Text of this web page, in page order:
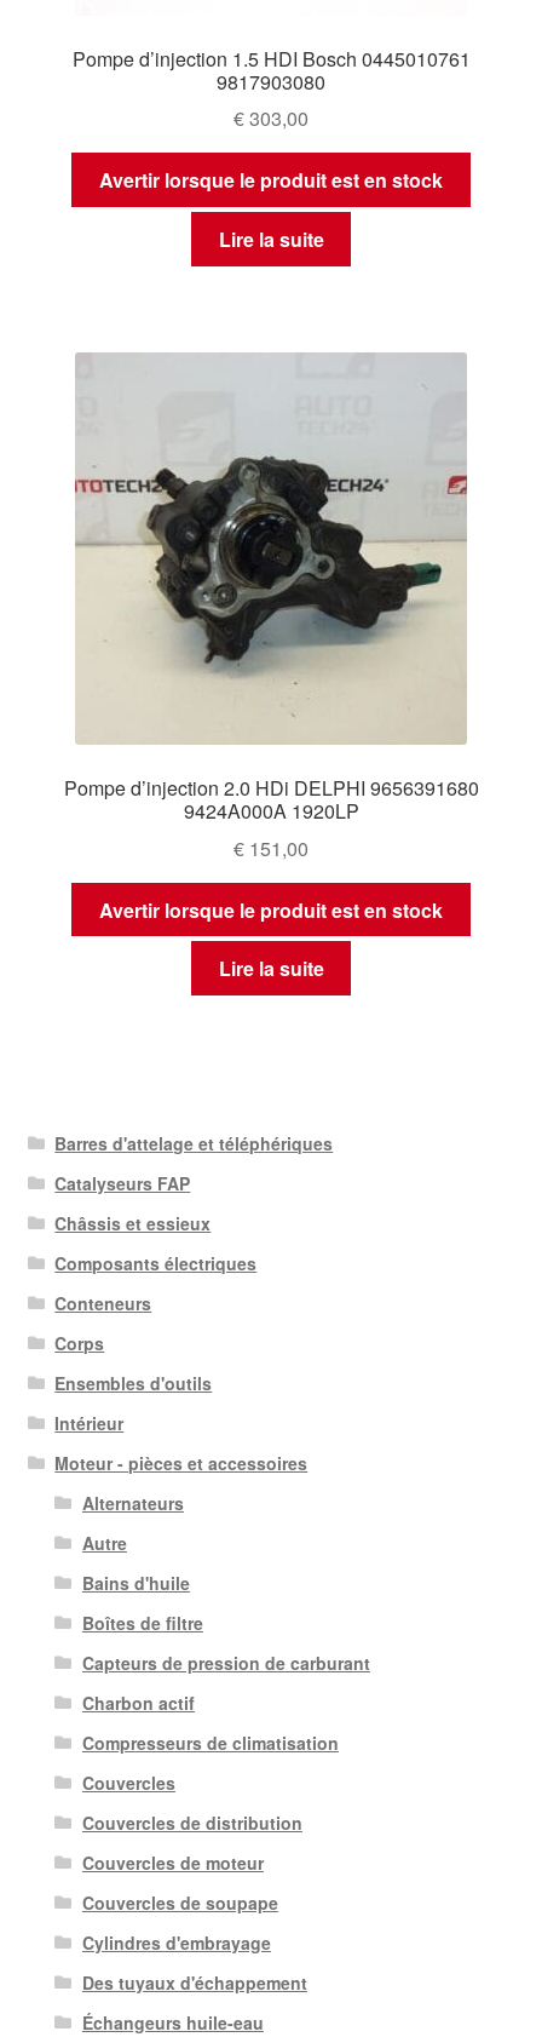
Pompe d’injection 1.5 HDI Bosch 0445010761
9817903080
€303,00
Avertir lorsque le produit est en stock
Lire la suite
Pompe d’injection 2.0 HDi DELPHI 9656391680
9424A000A 1920LP
€ 151,00
Avertir lorsque le produit est en stock
Lire la suite
Barres d'attelage et téléphériques
Catalyseurs FAP
Châssis et essieux
Composants électriques
Conteneurs
Corps
Ensembles d'outils
Intérieur
Moteur - pièces et accessoires
Alternateurs
Autre
Bains d'huile
Boîtes de filtre
Capteurs de pression de carburant
Charbon actif
Compresseurs de climatisation
Couvercles
Couvercles de distribution
Couvercles de moteur
Couvercles de soupape
Cylindres d'embrayage
Des tuyaux d'échappement
Échangeurs huile-eau